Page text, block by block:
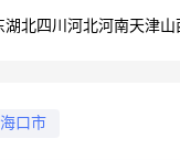
湖北四川 河北河南天津山
海口市